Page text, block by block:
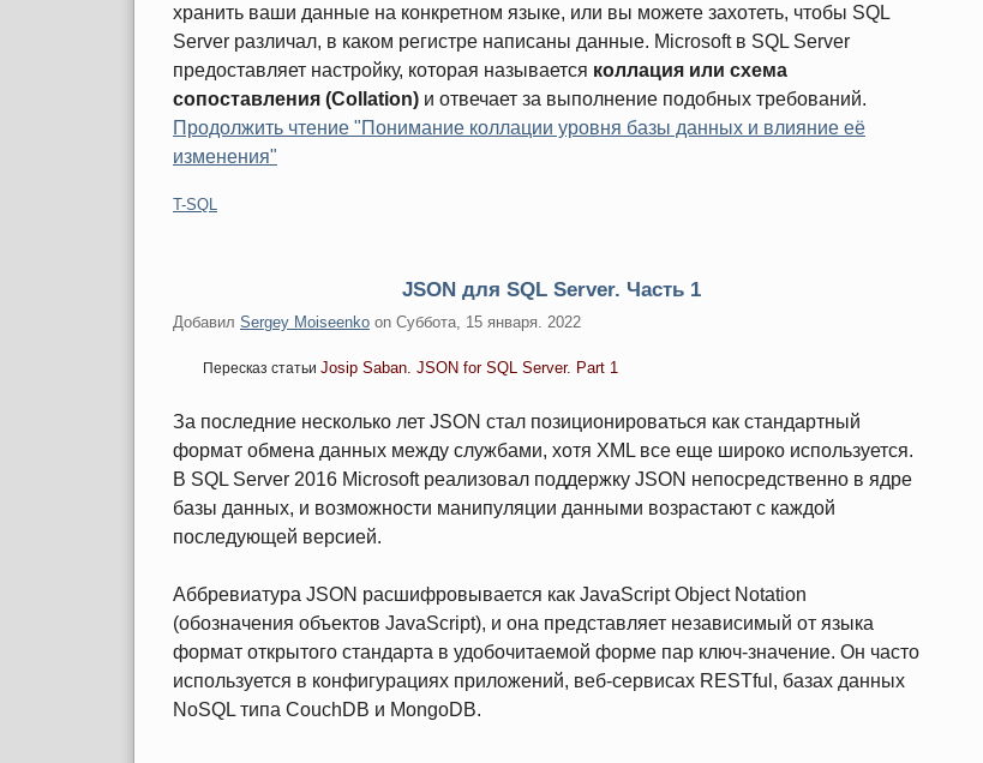
хранить ваши данные на конкретном языке, или вы можете захотеть, чтобы SQL
Server различал, в каком регистре написаны данные. Microsoft в SQL Server
предоставляет настройку, которая называется коллация или схема
сопоставления (Collation) и отвечает за выполнение подобных требований.
Продолжить чтение "Понимание коллации уровня базы данных и влияние её
изменения"
Категории:
T-SQL
JSON для SQL Server. Часть 1
Добавил Sergey Moiseenko on Суббота, 15 января. 2022
Пересказ статьи Josip Saban. JSON for SQL Server. Part 1
За последние несколько лет JSON стал позиционироваться как стандартный
формат обмена данных между службами, хотя XML все еще широко используется.
В SQL Server 2016 Microsoft реализовал поддержку JSON непосредственно в ядре
базы данных, и возможности манипуляции данными возрастают с каждой
последующей версией.
Аббревиатура JSON расшифровывается как JavaScript Object Notation
(обозначения объектов JavaScript), и она представляет независимый от языка
формат открытого стандарта в удобочитаемой форме пар ключ-значение. Он часто
используется в конфигурациях приложений, веб-сервисах RESTful, базах данных
NoSQL типа CouchDB и MongoDB.